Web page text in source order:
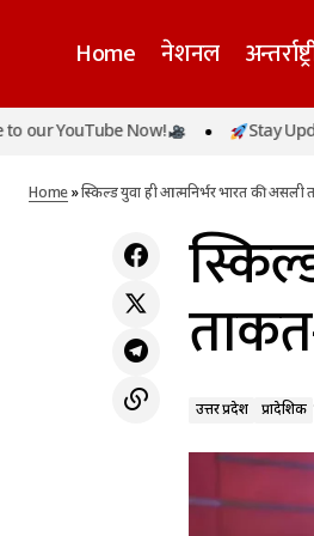
Home नेशनल
कौशल मेले में दिखी कुशल और आत्मनिर्भर
Now! Stay Updated!
Home»स्किल्ड युवा ही आत्मनिर्भर भारत की असली
उत्तर प्रदेश प्रादेशिक